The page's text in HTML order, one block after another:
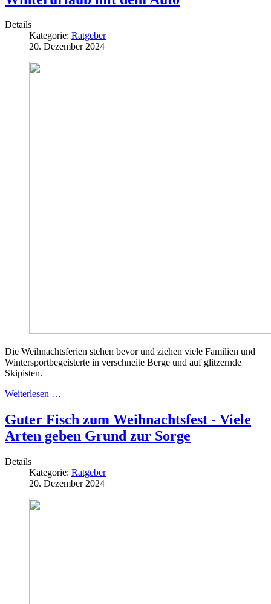
Details
Kategorie: Ratgeber
20. Dezember 2024
Die Weihnachtsferien stehen bevor und ziehen viele Familien und
Wintersportbegeisterte in verschneite Berge und auf glitzernde
Skipisten.
Weiterlesen …
Guter Fisch zum Weihnachtsfest - Viele
Arten geben Grund zur Sorge
Details
Kategorie: Ratgeber
20. Dezember 2024